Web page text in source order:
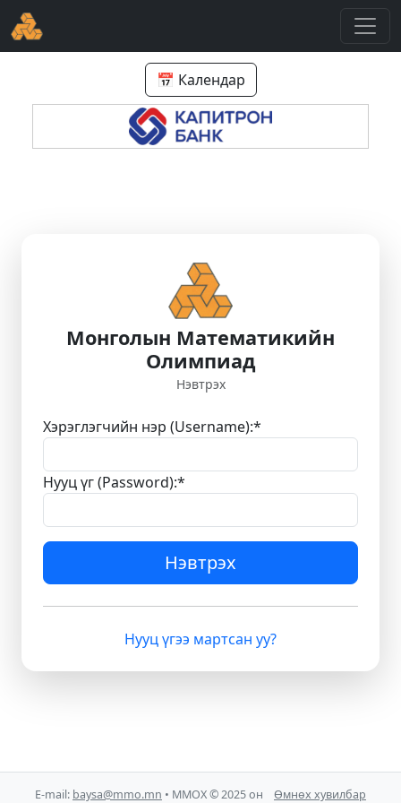
📅 Календар
Монголын Математикийн
Олимпиад
Нэвтрэх
Хэрэглэгчийн нэр (Username):*
Нууц үг (Password):*
Нэвтрэх
Нууц үгээ мартсан уу?
E-mail: baysa@mmo.mn • ММОХ © 2025 он Өмнөх хувилбар